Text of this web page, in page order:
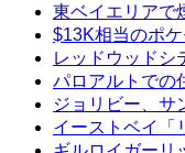
東ベイエリアで
$13K相当のポ
レッドウッドシ
パロアルトでの
ジョリビー、サ
イーストベイ「